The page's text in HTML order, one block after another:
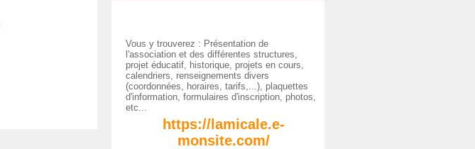
Vous y trouverez : Présentation de
l'association et des différentes structures,
projet éducatif, historique, projets en cours,
calendriers, renseignements divers
(coordonnées, horaires, tarifs,...), plaquettes
d'information, formulaires d'inscription, photos,
etc...
https://lamicale.e-
monsite.com/